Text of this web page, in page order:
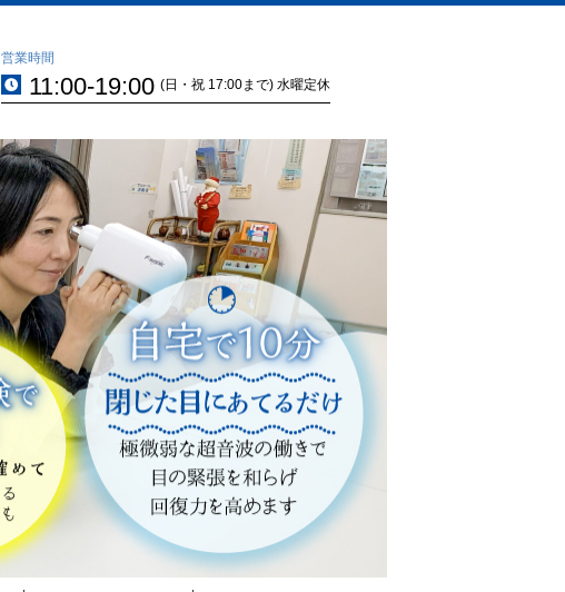
営業時間
11:00-19:00 (日・祝 17:00まで) 水曜定休